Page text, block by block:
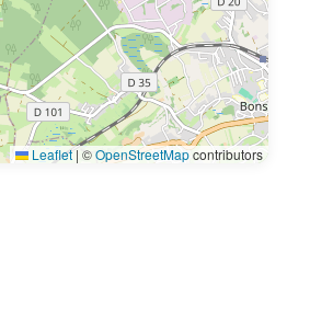
Leaflet | ©OpenStreetMapcontributors